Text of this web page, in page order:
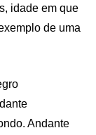
idade em que
de uma
Andante